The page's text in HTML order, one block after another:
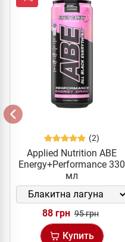
(2)
Applied Nutrition ABE
Energy+Performance 330
мл
88 грн 95 грн
Купить